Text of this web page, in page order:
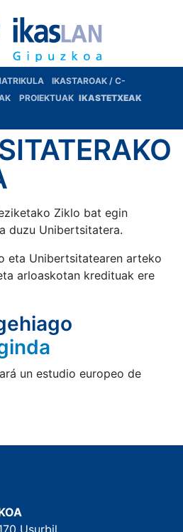
IKASTAROAK / C-
PROIEKTUAK IKASTETXEAK
Ziklo bat egin
duzu Unibertsitatera.
eta Unibertsitatearen arteko
arloaskotan kredituak ere
Usurbil